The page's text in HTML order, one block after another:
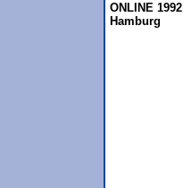
ONLINE 1992
Hamburg